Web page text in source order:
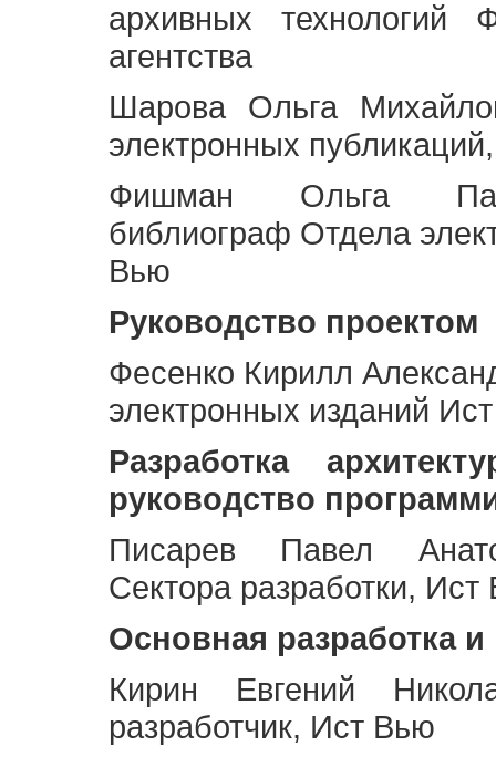
архивных технологий
агентства
Шарова Ольга
электронных
Фишман Ольга
библиограф Отдела
Вью
Руководство проектом
Фесенко Кирилл
электронных изданий
Разработка
руководство
Писарев Павел
Сектора разработки,
Основная разработка
Кирин Евгений
разработчик, Ист Вью